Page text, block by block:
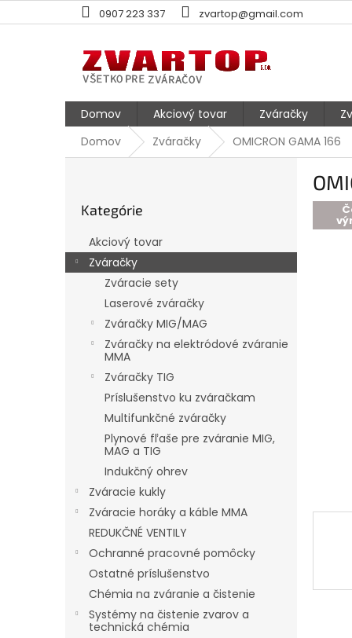
na
0907 223 337 zvartop@gmail.com
Domov Akciový tovar Zváračky
Domov
Zváračky OMICRON GAMA 166
p
a
kategórie
Kategórie
Akciový tovar
Zváračky
Zváracie sety
Laserové zváračky
Zváračky MIG/MAG
Zváračky na elektródové zváranie
MMA
Zváračky TIG
Príslušenstvo ku zváračkam
Multifunkčné zváračky
Plynové fľaše pre zváranie MIG,
MAG a TIG
Indukčný ohrev
Zváracie kukly
Zváracie horáky a káble MMA
REDUKČNÉ VENTILY
Ochranné pracovné pomôcky
Ostatné príslušenstvo
Chémia na zváranie a čistenie
Systémy na čistenie zvarov a
technická chémia